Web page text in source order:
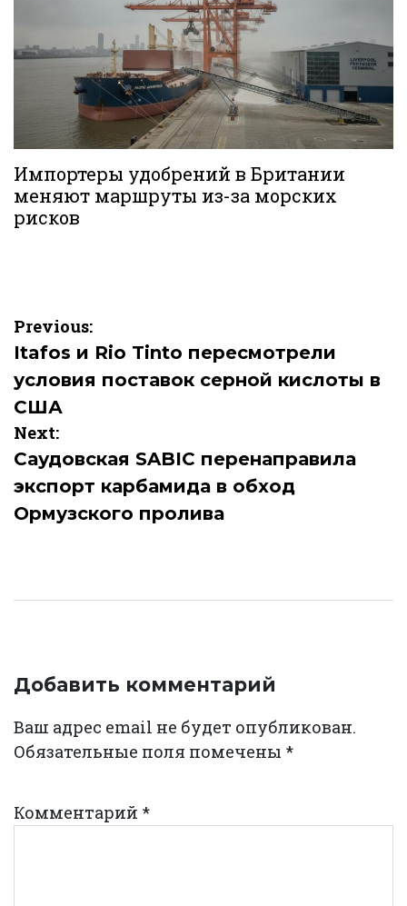
Импортеры удобрений в Британии
меняют маршруты из-за морских
рисков
Навигация
по
записям
Previous:
Itafos и Rio Tinto пересмотрели
условия поставок серной кислоты в
США
Next:
Саудовская SABIC перенаправила
экспорт карбамида в обход
Ормузского пролива
Добавить комментарий
Ваш адрес email не будет опубликован.
Обязательные поля помечены *
Комментарий *